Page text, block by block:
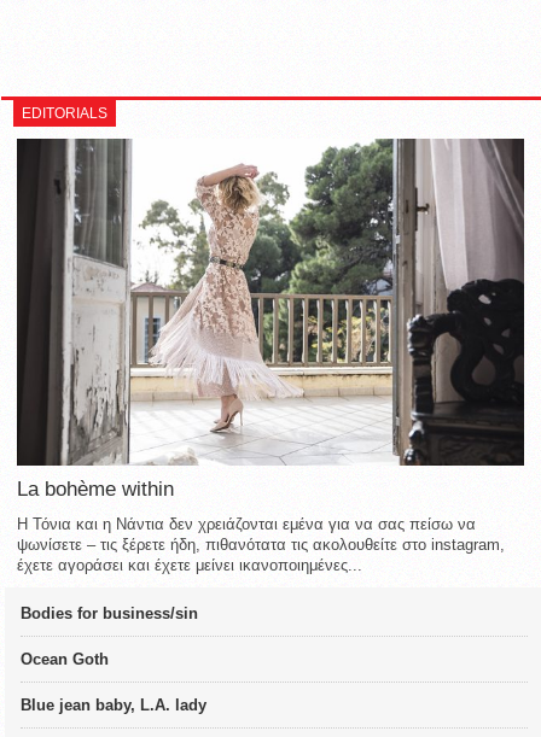
EDITORIALS
La bohème within
Η Τόνια και η Νάντια δεν χρειάζονται εμένα για να σας πείσω να
ψωνίσετε – τις ξέρετε ήδη, πιθανότατα τις ακολουθείτε στο instagram,
έχετε αγοράσει και έχετε μείνει ικανοποιημένες...
Bodies for business/sin
Ocean Goth
Blue jean baby, L.A. lady